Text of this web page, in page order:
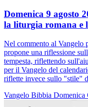
Domenica 9 agosto
la liturgia romana e
Nel commento al Vangelo
propone una riflessione
tempesta, riflettendo
per il Vangelo del
riflette invece sullo "stile"
Vangelo Bibbia Domenica